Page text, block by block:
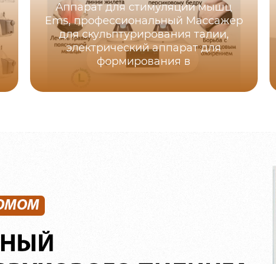
Аппарат для стимуляции мышц
Ems, профессиональный Массажер
для скульптурирования талии,
электрический аппарат для
формирования в